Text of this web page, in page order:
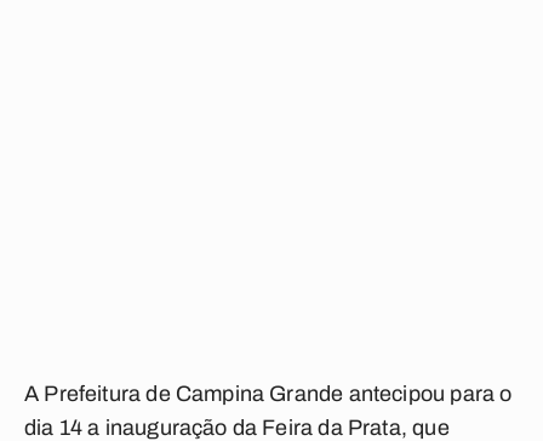
A Prefeitura de Campina Grande antecipou para o
dia 14 a inauguração da Feira da Prata, que